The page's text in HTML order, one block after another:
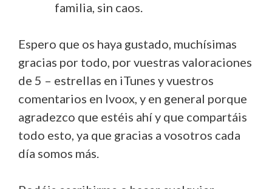
familia, sin caos.
Espero que os haya gustado, muchísimas
gracias por todo, por vuestras valoraciones
de 5 – estrellas en iTunes y vuestros
comentarios en Ivoox, y en general porque
agradezco que estéis ahí y que compartáis
todo esto, ya que gracias a vosotros cada
día somos más.